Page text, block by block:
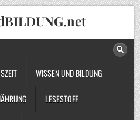
WISSEN UND BILDUNG
LESESTOFF